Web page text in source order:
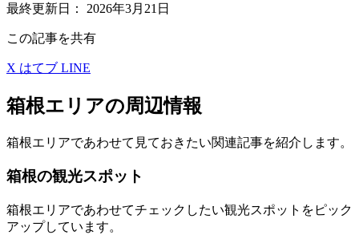
最終更新日： 2026年3月21日
この記事を共有
X はてブ LINE
箱根エリアの周辺情報
箱根エリアであわせて見ておきたい関連記事を紹介します。
箱根の観光スポット
箱根エリアであわせてチェックしたい観光スポットをピック
アップしています。